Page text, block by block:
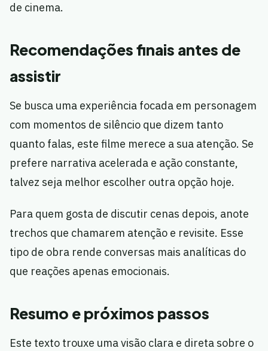
de cinema.
Recomendações finais antes de
assistir
Se busca uma experiência focada em personagem
com momentos de silêncio que dizem tanto
quanto falas, este filme merece a sua atenção. Se
prefere narrativa acelerada e ação constante,
talvez seja melhor escolher outra opção hoje.
Para quem gosta de discutir cenas depois, anote
trechos que chamarem atenção e revisite. Esse
tipo de obra rende conversas mais analíticas do
que reações apenas emocionais.
Resumo e próximos passos
Este texto trouxe uma visão clara e direta sobre o